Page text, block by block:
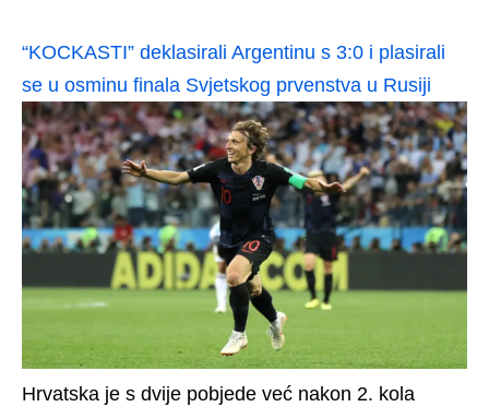
“KOCKASTI” deklasirali Argentinu s 3:0 i plasirali
se u osminu finala Svjetskog prvenstva u Rusiji
Hrvatska je s dvije pobjede već nakon 2. kola